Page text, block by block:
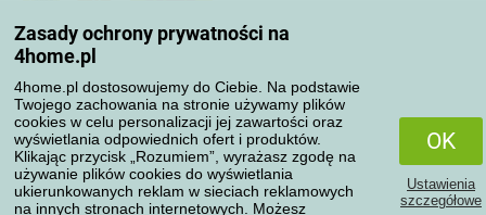
Zasady ochrony prywatności na
4home.pl
4home.pl dostosowujemy do Ciebie. Na podstawie
Twojego zachowania na stronie używamy plików
cookies w celu personalizacji jej zawartości oraz
wyświetlania odpowiednich ofert i produktów.
Klikając przycisk „Rozumiem”, wyrażasz zgodę na
używanie plików cookies do wyświetlania
ukierunkowanych reklam w sieciach reklamowych
na innych stronach internetowych. Możesz
OK
Ustawienia
szczegółowe
Metody płatności
Niezawodny sklep